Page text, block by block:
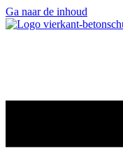
Ga naar de inhoud